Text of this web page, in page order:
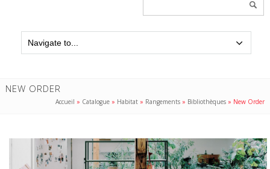
NEW ORDER
Accueil » Catalogue » Habitat » Rangements » Bibliothèques » New Order